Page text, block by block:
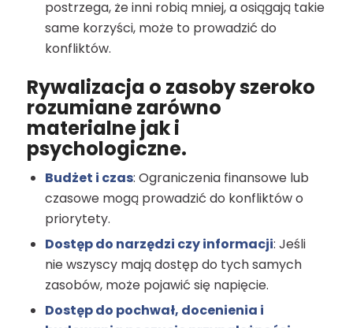
postrzega, że inni robią mniej, a osiągają takie
same korzyści, może to prowadzić do
konfliktów.
Rywalizacja o zasoby szeroko
rozumiane zarówno
materialne jak i
psychologiczne.
Budżet i czas: Ograniczenia finansowe lub
czasowe mogą prowadzić do konfliktów o
priorytety.
Dostęp do narzędzi czy informacji: Jeśli
nie wszyscy mają dostęp do tych samych
zasobów, może pojawić się napięcie.
Dostęp do pochwał, docenienia i